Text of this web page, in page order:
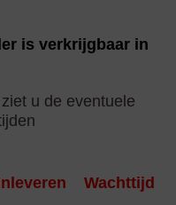
is verkrijgbaar in
u de eventuele
Wachttijd